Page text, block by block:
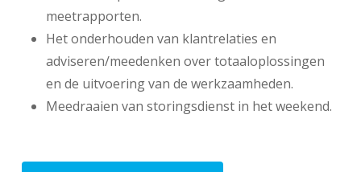
meetrapporten.
Het onderhouden van klantrelaties en
adviseren/meedenken over totaaloplossingen
en de uitvoering van de werkzaamheden.
Meedraaien van storingsdienst in het weekend.